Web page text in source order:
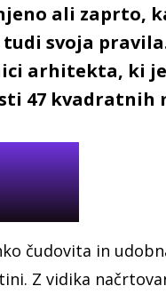
ali zaprto,
svoja
arhitekta, ki
47 kvadratnih
čudovita in
Z vidika